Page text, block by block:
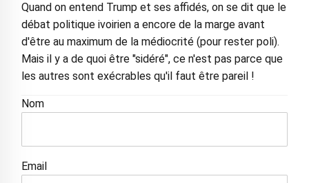
Quand on entend Trump et ses affidés, on se dit que le
débat politique ivoirien a encore de la marge avant
d'être au maximum de la médiocrité (pour rester poli).
Mais il y a de quoi être "sidéré", ce n'est pas parce que
les autres sont exécrables qu'il faut être pareil !
Nom
Email